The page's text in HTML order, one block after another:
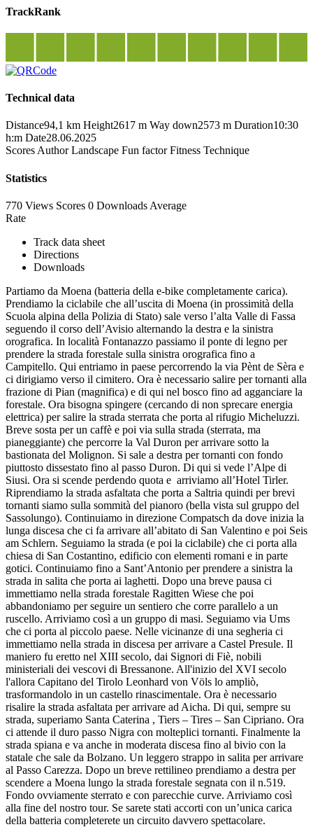
TrackRank
Technical data
Distance94,1 km Height2617 m Way down2573 m Duration10:30
h:m Date28.06.2025
Scores Author Landscape Fun factor Fitness Technique
Statistics
770 Views Scores 0 Downloads Average
Rate
Track data sheet
Directions
Downloads
Partiamo da Moena (batteria della e-bike completamente carica).
Prendiamo la ciclabile che all’uscita di Moena (in prossimità della
Scuola alpina della Polizia di Stato) sale verso l’alta Valle di Fassa
seguendo il corso dell’Avisio alternando la destra e la sinistra
orografica. In località Fontanazzo passiamo il ponte di legno per
prendere la strada forestale sulla sinistra orografica fino a
Campitello. Qui entriamo in paese percorrendo la via Pènt de Sèra e
ci dirigiamo verso il cimitero. Ora è necessario salire per tornanti alla
frazione di Pian (magnifica) e di qui nel bosco fino ad agganciare la
forestale. Ora bisogna spingere (cercando di non sprecare energia
elettrica) per salire la strada sterrata che porta al rifugio Micheluzzi.
Breve sosta per un caffè e poi via sulla strada (sterrata, ma
pianeggiante) che percorre la Val Duron per arrivare sotto la
bastionata del Molignon. Si sale a destra per tornanti con fondo
piuttosto dissestato fino al passo Duron. Di qui si vede l’Alpe di
Siusi. Ora si scende perdendo quota e arriviamo all’Hotel Tirler.
Riprendiamo la strada asfaltata che porta a Saltria quindi per brevi
tornanti siamo sulla sommità del pianoro (bella vista sul gruppo del
Sassolungo). Continuiamo in direzione Compatsch da dove inizia la
lunga discesa che ci fa arrivare all’abitato di San Valentino e poi Seis
am Schlern. Seguiamo la strada (e poi la ciclabile) che ci porta alla
chiesa di San Costantino, edificio con elementi romani e in parte
gotici. Continuiamo fino a Sant’Antonio per prendere a sinistra la
strada in salita che porta ai laghetti. Dopo una breve pausa ci
immettiamo nella strada forestale Ragitten Wiese che poi
abbandoniamo per seguire un sentiero che corre parallelo a un
ruscello. Arriviamo così a un gruppo di masi. Seguiamo via Ums
che ci porta al piccolo paese. Nelle vicinanze di una segheria ci
immettiamo nella strada in discesa per arrivare a Castel Presule. Il
maniero fu eretto nel XIII secolo, dai Signori di Fiè, nobili
ministeriali dei vescovi di Bressanone. All'inizio del XVI secolo
l'allora Capitano del Tirolo Leonhard von Völs lo ampliò,
trasformandolo in un castello rinascimentale. Ora è necessario
risalire la strada asfaltata per arrivare ad Aicha. Di qui, sempre su
strada, superiamo Santa Caterina , Tiers – Tires – San Cipriano. Ora
ci attende il duro passo Nigra con molteplici tornanti. Finalmente la
strada spiana e va anche in moderata discesa fino al bivio con la
statale che sale da Bolzano. Un leggero strappo in salita per arrivare
al Passo Carezza. Dopo un breve rettilineo prendiamo a destra per
scendere a Moena lungo la strada forestale segnata con il n.519.
Fondo ovviamente sterrato e con parecchie curve. Arriviamo così
alla fine del nostro tour. Se sarete stati accorti con un’unica carica
della batteria completerete un circuito davvero spettacolare.